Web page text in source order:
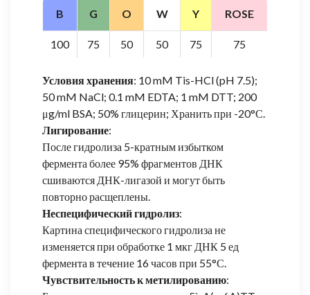
B G O W Y ROSE
100 75 50 50 75 75
Условия хранения: 10 mM Tis-HCl (pH 7.5);
50 mM NaCl; 0.1 mM EDTA; 1 mM DTT; 200
μg/ml BSA; 50% глицерин; Хранить при -20°С.
Лигирование:
После гидролиза 5-кратным избытком
фермента более 95% фрагментов ДНК
сшиваются ДНК-лигазой и могут быть
повторно расщеплены.
Неспецифический гидролиз:
Картина специфического гидролиза не
изменяется при обработке 1 мкг ДНК 5 ед
фермента в течение 16 часов при 55°С.
Чувствительность к метилированию: